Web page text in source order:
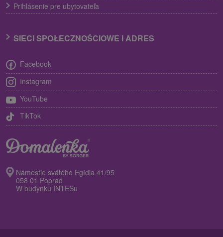
Prihlásenie pre ubytovateľa
SIECI SPOŁECZNOŚCIOWE I ADRES
Facebook
Instagram
YouTube
TikTok
Námestie svätého Egídia 41/95
058 01 Poprad
W budynku INTESu